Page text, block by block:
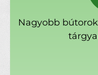
Nagyobb